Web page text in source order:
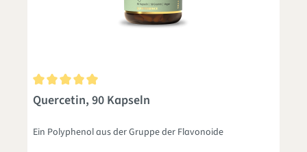
Durchschnittliche Bewertung von 5 von 5 Sternen
Quercetin, 90 Kapseln
Ein Polyphenol aus der Gruppe der Flavonoide